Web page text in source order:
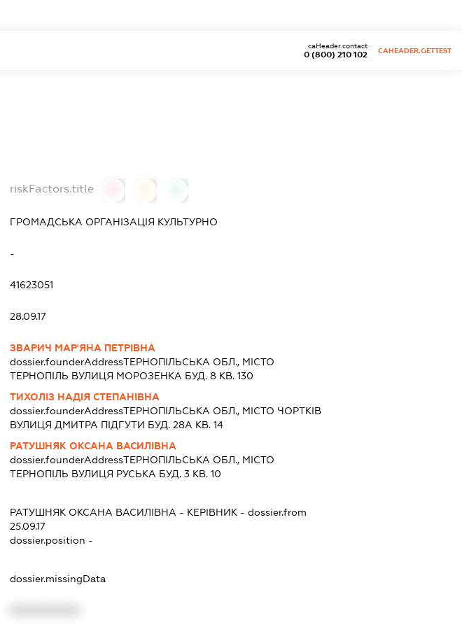
0 (800) 210 102
caHeader.contact
CAHEADER.GETTEST
riskFactors.title
ГРОМАДСЬКА ОРГАНІЗАЦІЯ КУЛЬТУРНО
-
41623051
28.09.17
ЗВАРИЧ МАР'ЯНА ПЕТРІВНА
dossier.founderAddressТЕРНОПІЛЬСЬКА ОБЛ., МІСТО
ТЕРНОПІЛЬ ВУЛИЦЯ МОРОЗЕНКА БУД. 8 КВ. 130
ТИХОЛІЗ НАДІЯ СТЕПАНІВНА
dossier.founderAddressТЕРНОПІЛЬСЬКА ОБЛ., МІСТО ЧОРТКІВ
ВУЛИЦЯ ДМИТРА ПІДГУТИ БУД. 28А КВ. 14
РАТУШНЯК ОКСАНА ВАСИЛІВНА
dossier.founderAddressТЕРНОПІЛЬСЬКА ОБЛ., МІСТО
ТЕРНОПІЛЬ ВУЛИЦЯ РУСЬКА БУД. 3 КВ. 10
РАТУШНЯК ОКСАНА ВАСИЛІВНА - КЕРІВНИК - dossier.from
25.09.17
dossier.position -
dossier.missingData